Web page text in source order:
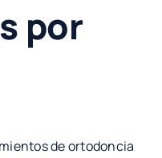
por
de ortodoncia